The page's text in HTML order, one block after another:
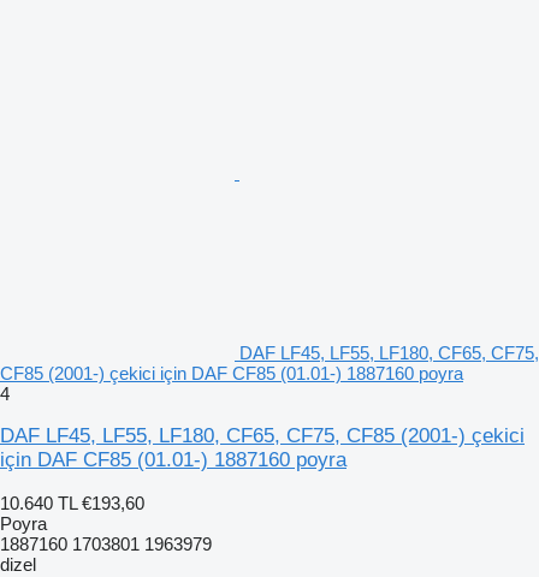
DAF LF45, LF55, LF180, CF65, CF75,
CF85 (2001-) çekici için DAF CF85 (01.01-) 1887160 poyra
4
DAF LF45, LF55, LF180, CF65, CF75, CF85 (2001-) çekici
için DAF CF85 (01.01-) 1887160 poyra
10.640 TL €193,60
Poyra
1887160 1703801 1963979
dizel